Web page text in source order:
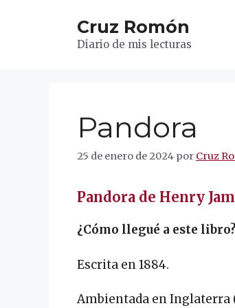
Cruz Romón
Diario de mis lecturas
Pandora
25 de enero de 2024 por Cruz
Pandora de Henry
¿Cómo llegué a este libro?
Escrita en 1884.
Ambientada en Inglaterra